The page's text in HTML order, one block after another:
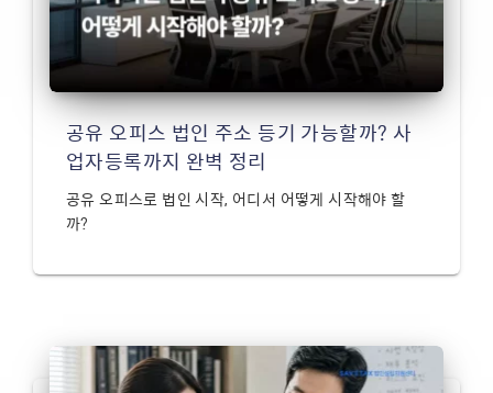
공유 오피스 법인 주소 등기 가능할까? 사
업자등록까지 완벽 정리
공유 오피스로 법인 시작, 어디서 어떻게 시작해야 할
까?